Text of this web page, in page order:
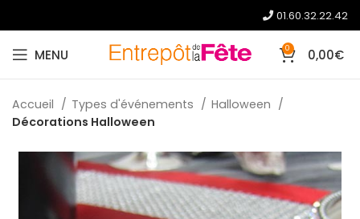
01.60.32.22.42
MENU 0 0,00€
Accueil Types d'événements
Halloween
Décorations Halloween